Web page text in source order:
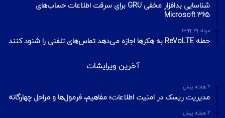
شناسایی بدافزار مخفی GRU برای سرقت اطلاعات حساب‌های
Microsoft 365
مرداد ۲۹, ۱۳۹۹
حمله ReVoLTE به هکرها اجازه می‌دهد تماس‌های تلفنی را شنود کنند
آخرین ویرایشات
2 هفته پیش
مدیریت ریسک در امنیت اطلاعات؛ مفاهیم، فرمول‌ها و مراحل چهارگانه
2 هفته پیش